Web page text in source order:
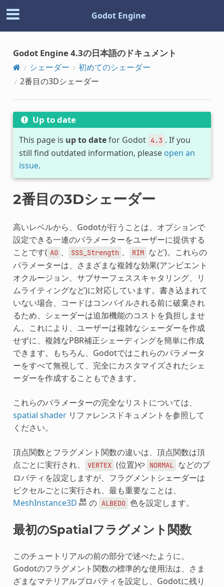
Godot Engine
Godot Engine 4.3の日本語のドキュメント
シェーダー
初めてのシェーダー
2番目の3Dシェーダー
Up to date
This page is up to datefor Godot 4.3 . If you
still find outdated information, please open an
issue.
2番目の3Dシェーダー
高いレベルから、Godotが行うことは、オプションで
設定できる一連のパラメーターをユーザーに提供する
ことです( AO 、 SSS_Strength 、 RIM など)。これらの
パラメーターは、さまざまな複雑な効果(アンビエント
オクルージョン、サブサーフェススキャタリング、リ
ムライティングなど)に対応しています。書き込まれて
いない場合、コードはコンパイルされる前に破棄され
るため、シェーダーは追加機能のコストを負担しませ
ん。これにより、ユーザーは複雑なシェーダーを作成
せずに、複雑なPBR補正シェーディングを簡単に作成
できます。もちろん、Godotではこれらのパラメータ
ーをすべて無視して、完全にカスタマイズされたシェ
ーダーを作成することもできます。
これらのパラメーターの完全なリストについては、
spatial shaderリファレンスドキュメントを参照して
ください。
頂点関数とフラグメント関数の違いは、頂点関数は頂
点ごとに実行され、
VERTEX (位置)や NORMAL などのプ
ロパティを設定しますが、フラグメントシェーダーは
ピクセルごとに実行され、最も重要なことは、
MeshInstance3D
の ALBEDO 色を設定します。
最初のSpatialフラグメント関数
このチュートリアルの前の部分で述べたように。
Godotのフラグメント関数の標準的な使用法は、さま
ざまなマテリアルプロパティを設定し、Godotに残り